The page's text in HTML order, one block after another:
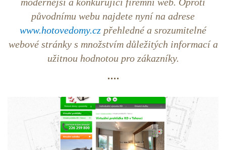
původnímu webu najdete nyní na adrese
www.hotovedomy.cz přehledné a srozumitelné
webové stránky s množstvím důležitých informací a
užitnou hodnotou pro zákazníky.